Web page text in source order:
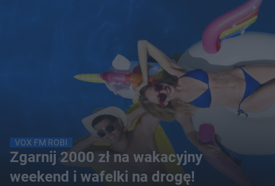
VOX FM ROBI
Zgarnij 2000 zł na wakacyjny
weekend i wafelki na drogę!